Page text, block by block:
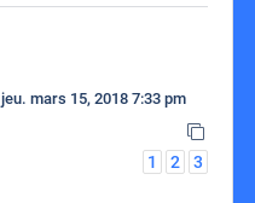
jeu. mars 15, 2018 7:33 pm
1
2 3